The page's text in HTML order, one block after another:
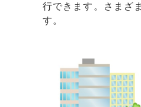
行できます。さまざ
す。